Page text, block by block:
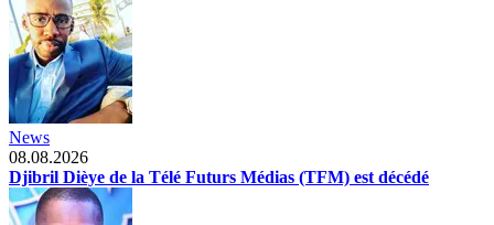
News
08.08.2026
Djibril Dièye de la Télé Futurs Médias (TFM) est décédé